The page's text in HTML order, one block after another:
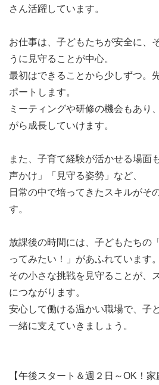
■職場内完全禁煙
【選考の流れ】
応募→面接・実地試験（履歴書持
※面接・実地試験は、谷中小学校
施。
るものです。
※面接時にご持参いただいた履歴
すのであらかじめご了承ください
※応募多数の場合は、事前に書類
さん活躍しています。
お仕事は、子どもたちが安全に、
うに見守ることが中心。
最初はできることから少しずつ。
ポートします。
ミーティングや研修の機会もあり
がら成長していけます。
また、子育て経験が活かせる場面
声かけ」「見守る姿勢」など、
日常の中で培ってきたスキルがそ
す。
放課後の時間には、子どもたちの
ってみたい！」があふれています。
その小さな挑戦を見守ることが、
につながります。
安心して働ける温かい職場で、子
一緒に支えていきましょう。
【午後スタート＆週２日～OK！